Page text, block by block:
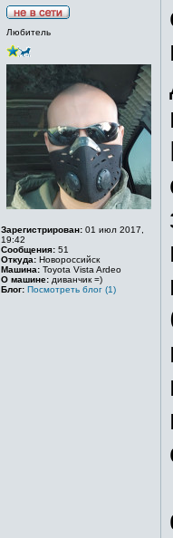
Любитель
Зарегистрирован: 01 июл 2017,
19:42
Сообщения: 51
Откуда: Новороссийск
Машина: Toyota Vista Ardeo
О машине: диванчик =)
Блог: Посмотреть блог (1)